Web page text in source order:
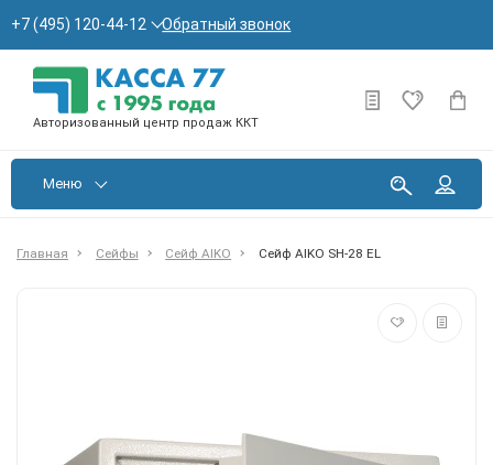
+7 (495) 120-44-12 Обратный звонок
Авторизованный центр продаж ККТ
Меню
Главная Сейфы Сейф AIKO Сейф AIKO SH-28 EL